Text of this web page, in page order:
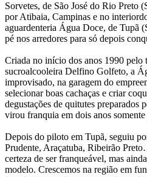
Sorvetes, de São José do Rio Preto
por Atibaia, Campinas e no
aguardenteria Água Doce, de Tupã
pé nos arredores para só depois
Criada no início dos anos 1990 pelo
sucroalcooleira Delfino Golfeto, a
improvisado, na garagem do
selecionar boas cachaças e criar
degustações de quitutes preparados
virou franquia em dois anos
Depois do piloto em Tupã, seguiu
Prudente, Araçatuba, Ribeirão
certeza de ser franqueável, mas
modelo. Crescemos na região em